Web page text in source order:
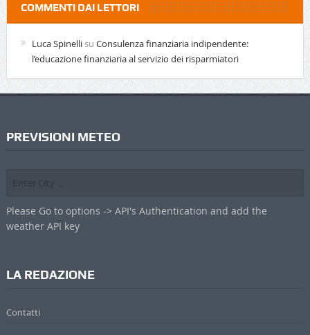
COMMENTI DAI LETTORI
Luca Spinellisu Consulenza finanziaria indipendente:
l’educazione finanziaria al servizio dei risparmiatori
PREVISIONI METEO
Please Go to options -> API's Authentication and add the
weather API key
LA REDAZIONE
Contatti